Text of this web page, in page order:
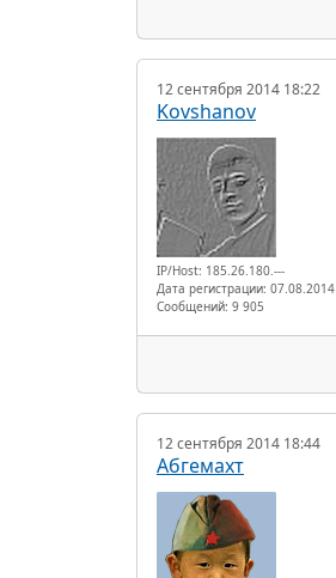
12 сентября 2014 18:22
Kovshanov
IP/Host: 185.26.180.---
Дата регистрации: 07.08.2014
Сообщений: 9 905
12 сентября 2014 18:44
Абгемахт